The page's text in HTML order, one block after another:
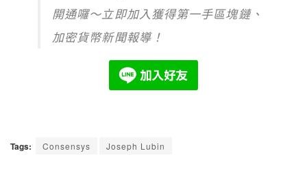
開通囉～立即加入獲得第一手區塊鏈、
加密貨幣新聞報導！
Tags: Consensys Joseph Lubin